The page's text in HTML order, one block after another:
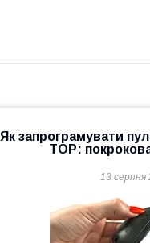
Як запрограмувати
TOP:
13 серпня